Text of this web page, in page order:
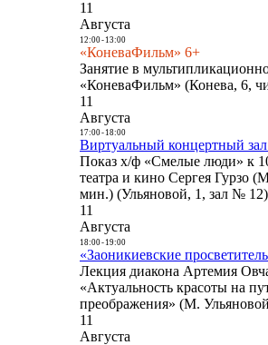
11
Августа
12:00- 13:00
«КоневаФильм» 6+
Занятие в
«КоневаФильм» (Конева, 6,
11
Августа
17:00- 18:00
Виртуальный концертный
Показ х/ф «Смелые люди» к
театра и кино Сергея Гурзо
мин.) (Ульяновой, 1, зал № 12)
11
Августа
18:00- 19:00
«Заоникиевские
Лекция диакона Артемия
«Актуальность красоты на
преображения» (М.
11
Августа